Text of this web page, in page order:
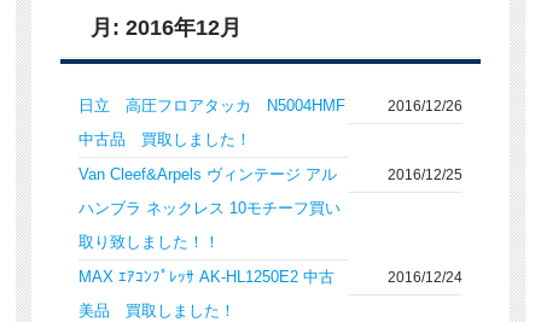
月: 2016年12月
日立 高圧フロアタッカ N5004HMF
中古品 買取しました！
2016/12/26
Van Cleef&Arpels ヴィンテージ アル
ハンブラ ネックレス 10モチーフ買い
取り致しました！！
2016/12/25
MAX ｴｱｺﾝﾌﾟﾚｯｻ AK-HL1250E2 中古
美品 買取しました！
2016/12/24